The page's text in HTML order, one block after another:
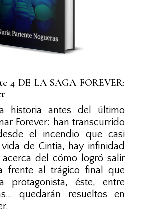
4 DE LA SAGA FOREVER:
historia antes del último
Forever: han transcurrido
el incendio que casi
de Cintia, hay infinidad
acerca del cómo logró salir
frente al trágico final que
protagonista, éste, entre
quedarán resueltos en